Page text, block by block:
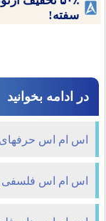
سفته!
در ادامه بخوانید
اس ام اس حرفهای
اس ام اس فلسفی